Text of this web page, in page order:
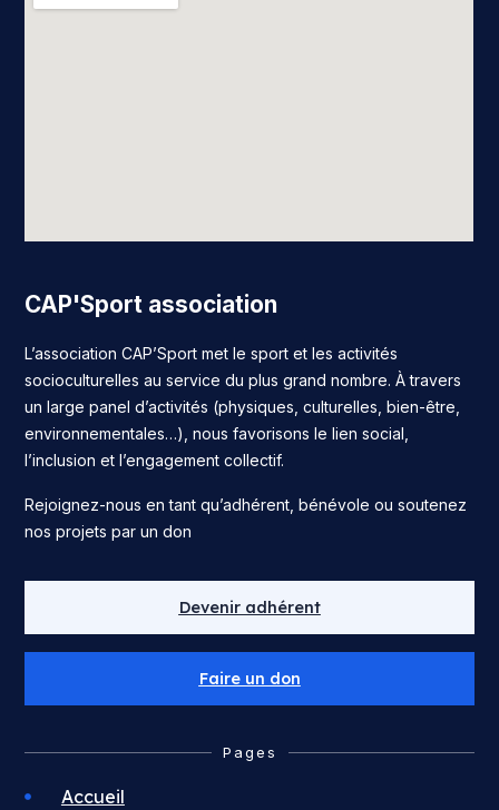
CAP'Sport association
L’association CAP’Sport met le sport et les activités
socioculturelles au service du plus grand nombre. À travers
un large panel d’activités (physiques, culturelles, bien-être,
environnementales…), nous favorisons le lien social,
l’inclusion et l’engagement collectif.
Rejoignez-nous en tant qu’adhérent, bénévole ou soutenez
nos projets par un don
Devenir adhérent
Faire un don
Pages
Accueil